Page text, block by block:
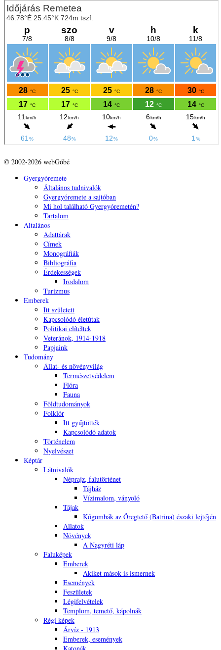
© 2002-2026 webGóbé
Gyergyóremete
Általános tudnivalók
Gyergyóremete a sajtóban
Mi hol található Gyergyóremetén?
Tartalom
Általános
Adattárak
Címek
Monográfiák
Bibliográfia
Érdekességek
Irodalom
Turizmus
Emberek
Itt született
Kapcsolódó életútak
Politikai elítéltek
Veteránok, 1914-1918
Papjaink
Tudomány
Állat- és növényvilág
Természetvédelem
Flóra
Fauna
Földtudományok
Folklór
Itt gyűjtötték
Kapcsolódó adatok
Történelem
Nyelvészet
Képtár
Látnivalók
Néprajz, falutörténet
Tájház
Vízimalom, ványoló
Tájak
Kőgombák az Öregtető (Batrina) északi lejtőjén
Állatok
Növények
A Nagyréti láp
Faluképek
Emberek
Akiket mások is ismernek
Események
Feszületek
Légifelvételek
Templom, temető, kápolnák
Régi képek
Árvíz - 1913
Emberek, események
Katonák